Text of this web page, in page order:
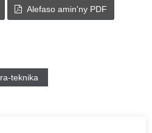
Alefaso amin'ny PDF
teknika